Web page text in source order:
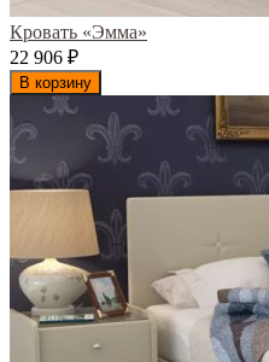
Кровать «Эмма»
22 906 ₽
В корзину